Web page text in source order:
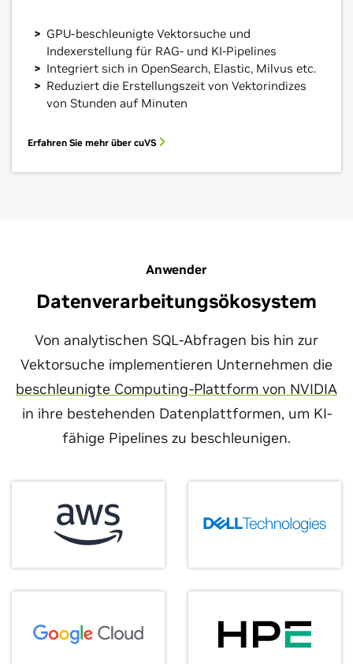
GPU-beschleunigte Vektorsuche und
Indexerstellung für RAG- und KI-Pipelines
Integriert sich in OpenSearch, Elastic, Milvus etc.
Reduziert die Erstellungszeit von Vektorindizes
von Stunden auf Minuten
Erfahren Sie mehr über cuVS
Anwender
Datenverarbeitungsökosystem
Von analytischen SQL-Abfragen bis hin zur
Vektorsuche implementieren Unternehmen die
beschleunigte Computing-Plattform von NVIDIA
in ihre bestehenden Datenplattformen, um KI-
fähige Pipelines zu beschleunigen.